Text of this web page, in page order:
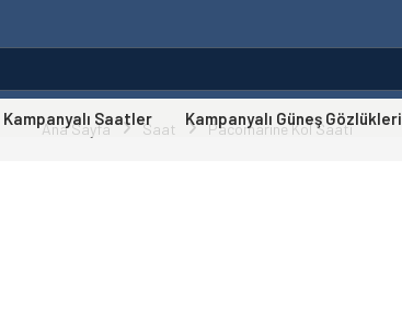
Kampanyalı Saatler Kampanyalı Güneş Gözlükleri
Ana Sayfa Saat Pacomarine Kol Saati